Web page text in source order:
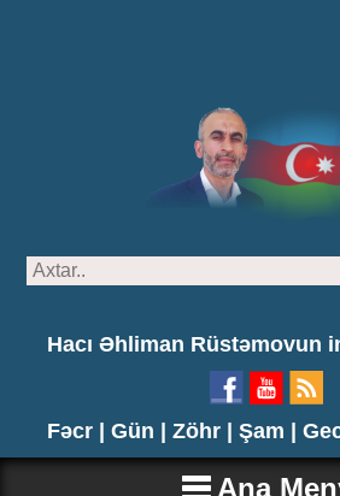
Hacı Əhliman Rüstəmovun
Fəcr | Gün | Zöhr | Şam |
Ana